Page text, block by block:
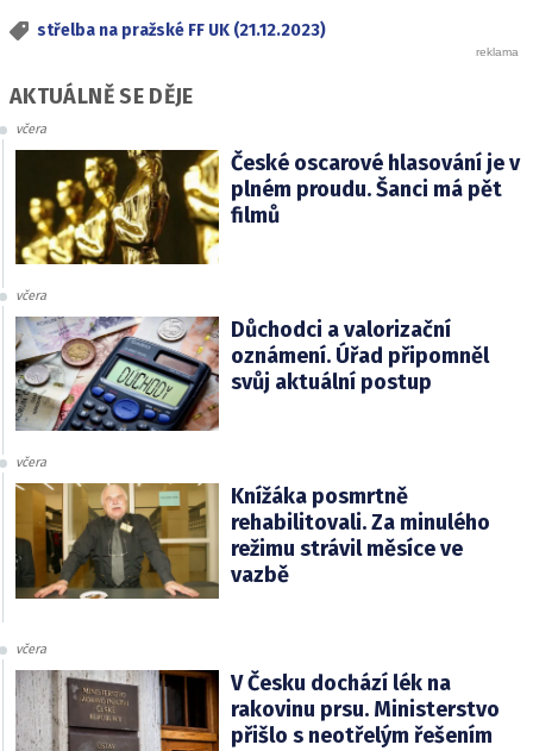
střelba na pražské FF UK (21.12.2023)
AKTUÁLNĚ SE DĚJE
včera
České oscarové hlasování je v
plném proudu. Šanci má pět
filmů
včera
Důchodci a valorizační
oznámení. Úřad připomněl
svůj aktuální postup
včera
Knížáka posmrtně
rehabilitovali. Za minulého
režimu strávil měsíce ve
vazbě
včera
V Česku dochází lék na
rakovinu prsu. Ministerstvo
přišlo s neotřelým řešením